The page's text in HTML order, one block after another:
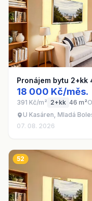
Pronájem bytu 2+kk
18 000 Kč/měs.
391 Kč/m² 2+kk 46 m²
U Kasáren, Mladá
07. 08. 2026
52